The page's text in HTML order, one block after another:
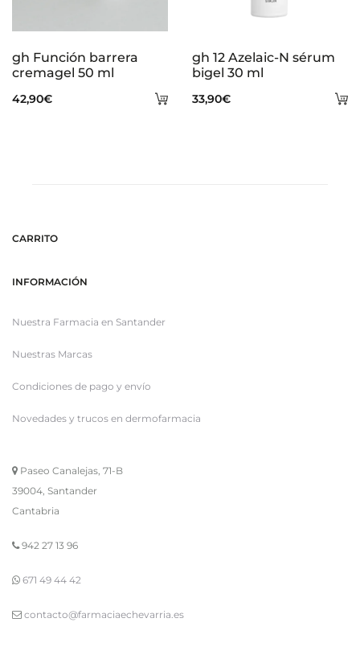
Añadir
gh Función barrera
cremagel 50 ml
42,90€
gh 12 Azelaic-N sérum
bigel 30 ml
33,90€
CARRITO
INFORMACIÓN
Nuestra Farmacia en Santander
Nuestras Marcas
Condiciones de pago y envío
Novedades y trucos en dermofarmacia
Paseo Canalejas, 71-B
39004, Santander
Cantabria
942 27 13 96
671 49 44 42
contacto@farmaciaechevarria.es